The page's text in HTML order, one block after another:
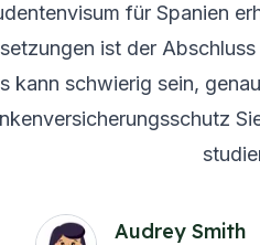
für Spanien
ist der
kann schwierig sein,
Audrey Smith